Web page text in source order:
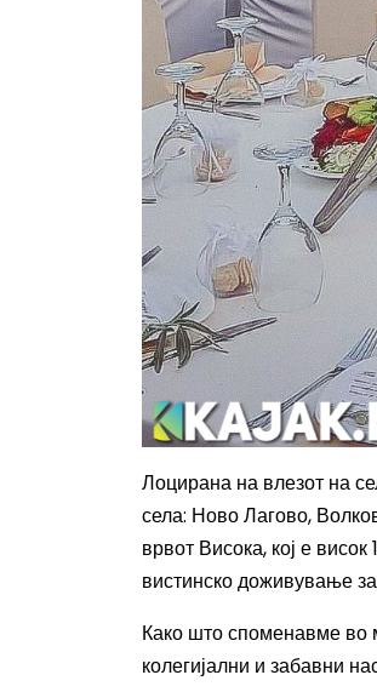
Лоцирана на влезот на
села: Ново Лагово,
врвот Висока, кој е висок
вистинско доживување
Како што споменавме во
колегијални и забавни